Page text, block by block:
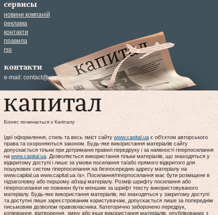
сервисы
новини компаній
реклама
контакти
правила
rss
контакти
e-mail: contact@capital.ua
Бізнес починається з Капіталу
Ідеї оформлення, стиль та весь зміст сайту www.capital.ua є об'єктом авторського
права та охороняються законом. Будь-яке використання матеріалів сайту
допускається тільки при дотриманні правил передруку і за наявності гіперпосилання
на www.capital.ua. Дозволяється використання тільки матеріалів, що знаходяться у
відкритому доступі і лише за умови посилання та/або прямого відкритого для
пошукових систем гіперпосилання на безпосередню адресу матеріалу на
www.capital.ua www.capital.ua /a>. Посилання/гіперпосилання має бути розміщене в
підзаголовку або першому абзаці матеріалу. Розмір шрифту посилання або
гіперпосилання не повинен бути меншим за шрифт тексту використовуваного
матеріалу. Будь-яке використання матеріалів, які знаходяться у закритому доступі
та доступні лише зареєстрованим користувачам, допускається лише за попереднім
письмовим дозволом правовласника. Категорично заборонено передрук,
копіювання, відтворення, зміну або інше використання матеріалів, опублікованих з